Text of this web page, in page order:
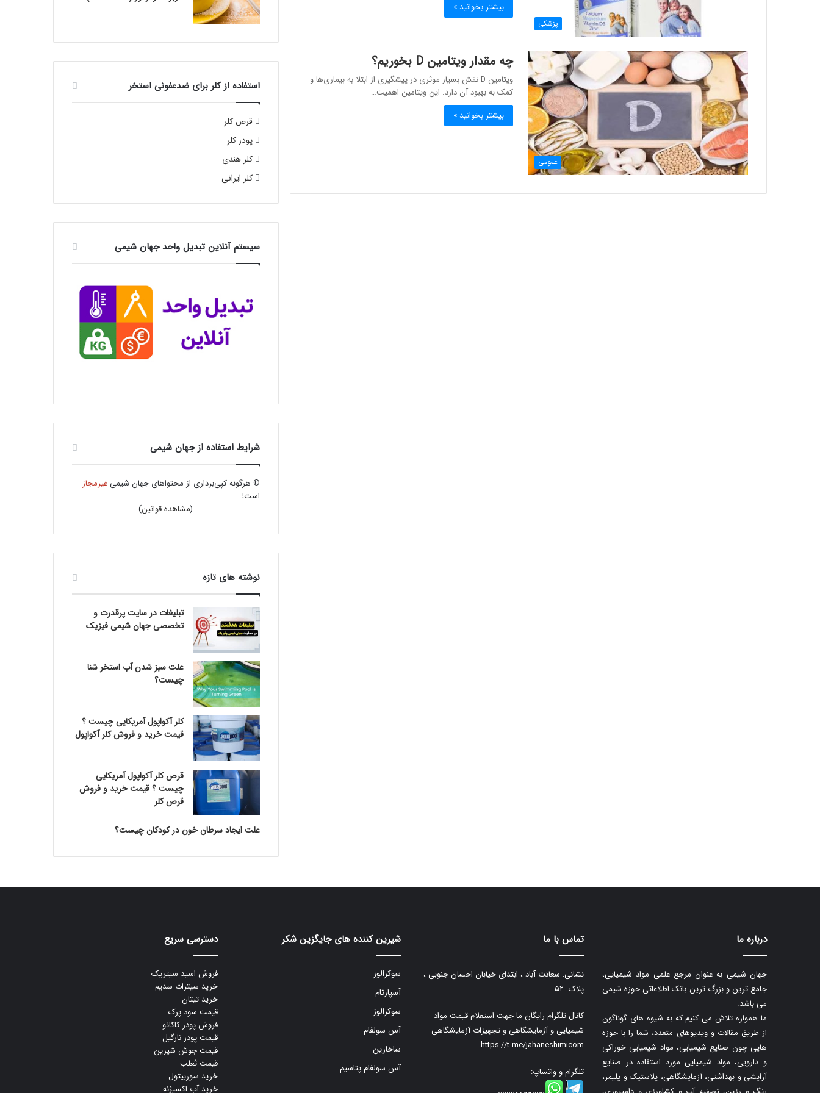
پزشکی
بیشتر بخوانید »
عمومی
چه مقدار ویتامین D بخوریم؟
ویتامین D نقش بسیار موثری در پیشگیری از ابتلا به بیماری‌ها و
کمک به بهبود آن دارد. این ویتامین اهمیت…
بیشتر بخوانید »
استفاده از کلر برای ضدعفونی استخر
قرص کلر
پودر کلر
کلر هندی
کلر ایرانی
سیستم آنلاین تبدیل واحد جهان شیمی
شرایط استفاده از جهان شیمی
© هرگونه کپی‌برداری از محتواهای جهان شیمیغیرمجاز
است!
(مشاهده قوانین)
نوشته های تازه
تبلیغات در سایت پرقدرت و
تخصصی جهان شیمی فیزیک
علت سبز شدن آب استخر شنا
چیست؟
کلر آکواپول آمریکایی چیست ؟
قیمت خرید و فروش کلر آکواپول
قرص کلر آکواپول آمریکایی
چیست ؟ قیمت خرید و فروش
قرص کلر
علت ایجاد سرطان خون در کودکان چیست؟
درباره ما
جهان شیمی به عنوان مرجع علمی مواد شیمیایی،
جامع ترین و بزرگ ترین بانک اطلاعاتی حوزه شیمی
می باشد.
ما همواره تلاش می کنیم که به شیوه های گوناگون
از طریق مقالات و ویدیوهای متعدد، شما را با حوزه
هایی چون صنایع شیمیایی، مواد شیمیایی خوراکی
و دارویی، مواد شیمیایی مورد استفاده در صنایع
آرایشی و بهداشتی، آزمایشگاهی، پلاستیک و پلیمر،
تماس با ما
نشانی: سعادت آباد ، ابتدای خیابان احسان جنوبی ،
پلاک ۵۲
کانال تلگرام رایگان ما جهت استعلام قیمت مواد
شیمیایی و آزمایشگاهی و تجهیزات آزمایشگاهی
https://t.me/jahaneshimicom
تلگرام و واتساپ:
شیرین کننده های جایگزین شکر
سوکرالوز
آسپارتام
سوکرالوز
آس سولفام
ساخارین
آس سولفام پتاسیم
دسترسی سریع
فروش اسید سیتریک
خرید سیترات سدیم
خرید تیتان
قیمت سود پرک
فروش پودر کاکائو
قیمت پودر نارگیل
قیمت جوش شیرین
قیمت ثعلب
خرید سوربیتول
خرید آب اکسیژنه